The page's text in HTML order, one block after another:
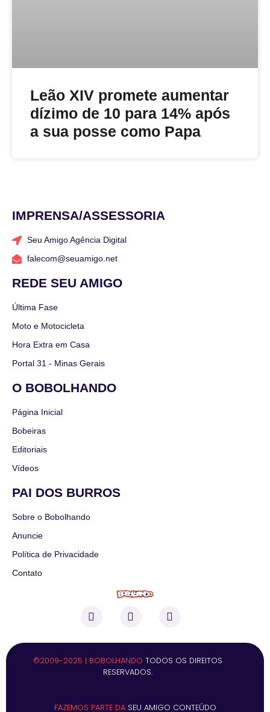
Leão XIV promete aumentar
dízimo de 10 para 14% após
a sua posse como Papa
IMPRENSA/ASSESSORIA
Seu Amigo Agência Digital
falecom@seuamigo.net
REDE SEU AMIGO
Última Fase
Moto e Motocicleta
Hora Extra em Casa
Portal 31 - Minas Gerais
O BOBOLHANDO
Página Inicial
Bobeiras
Editoriais
Vídeos
PAI DOS BURROS
Sobre o Bobolhando
Anuncie
Política de Privacidade
Contato
©2009-2025 | BOBOLHANDO TODOS OS DIREITOS
RESERVADOS.
FAZEMOS PARTE DA SEU AMIGO CONTEÚDO